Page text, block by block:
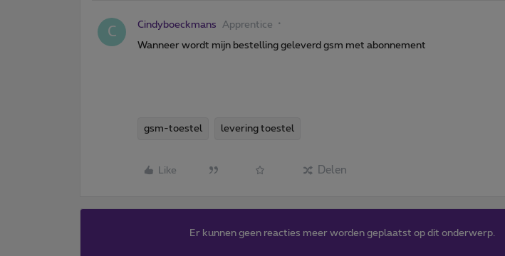
C Cindyboeckmans Apprentice
Wanneer wordt mijn bestelling geleverd gsm met abonnement
gsm-toestel levering toestel
Like Delen
Er kunnen geen reacties meer worden geplaatst op dit onderwerp.